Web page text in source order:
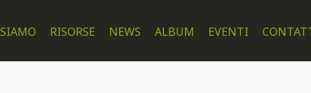
RISORSE NEWS ALBUM EVENTI